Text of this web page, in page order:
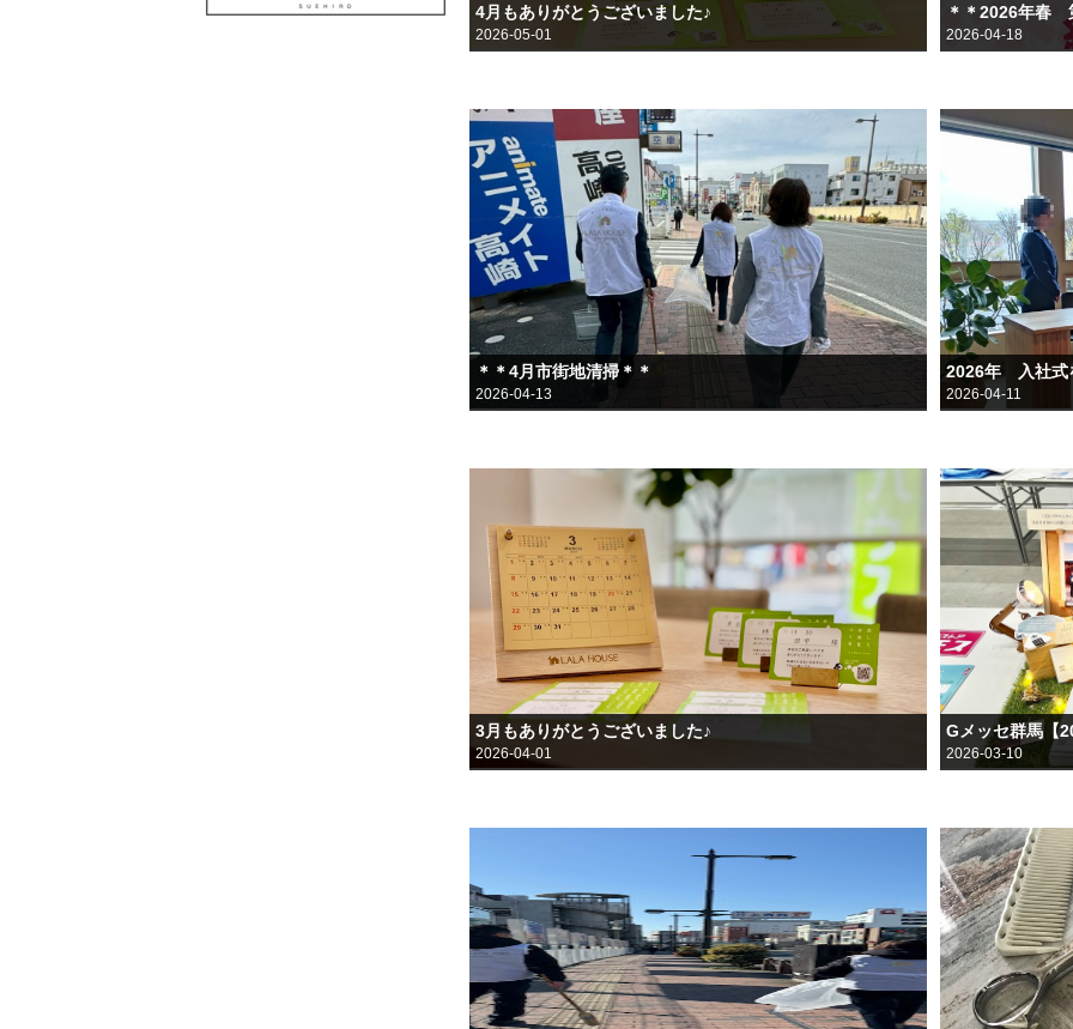
4月もありがとうございました♪
2026-05-01
＊＊2026年春
2026-04-18
＊＊4月市街地清掃＊＊
2026-04-13
2026年 入社式
2026-04-11
3月もありがとうございました♪
2026-04-01 2026-03-10